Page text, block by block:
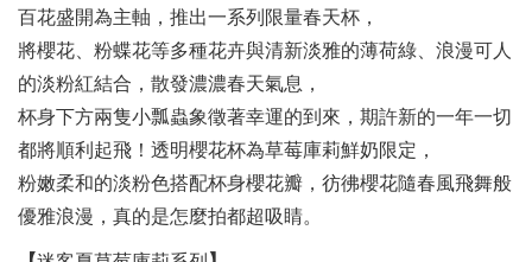
百花盛開為主軸，推出一系列限量春天杯，
將櫻花、粉蝶花等多種花卉與清新淡雅的薄荷綠、浪漫可人
的淡粉紅結合，散發濃濃春天氣息，
杯身下方兩隻小瓢蟲象徵著幸運的到來，期許新的一年一切
都將順利起飛！透明櫻花杯為草莓庫莉鮮奶限定，
粉嫩柔和的淡粉色搭配杯身櫻花瓣，彷彿櫻花隨春風飛舞般
優雅浪漫，真的是怎麼拍都超吸睛。